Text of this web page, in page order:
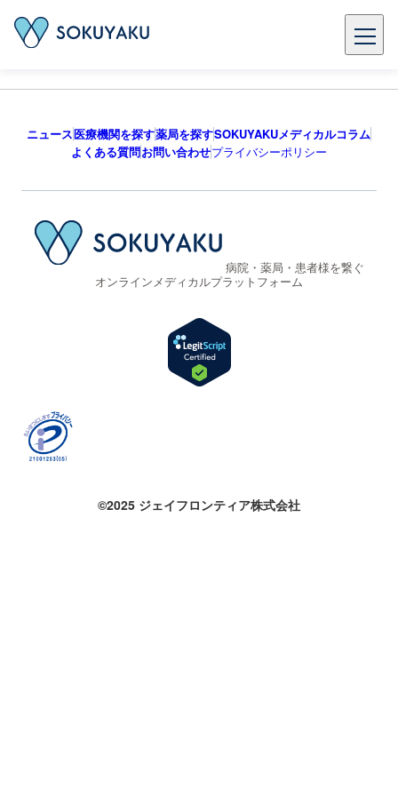
ニュース医療機関を探す薬局を探すSOKUYAKUメディカルコラム
よくある質問お問い合わせプライバシーポリシー
病院・薬局・患者様を繋ぐ
オンラインメディカルプラットフォーム
©2025 ジェイフロンティア株式会社